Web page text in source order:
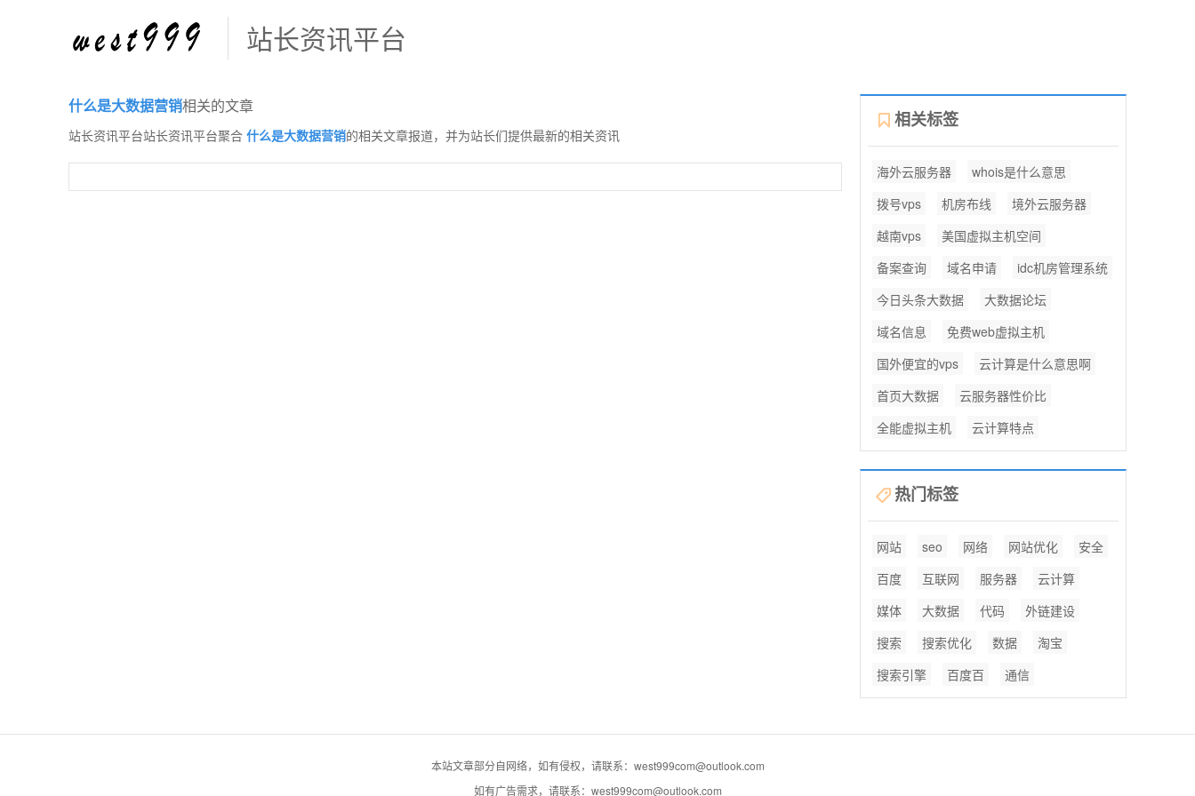
站长资讯平台
什么是大数据营销相关的文章
站长资讯平台站长资讯平台聚合 什么是大数据营销的相关文章报道，并为站长们提供最新的相关资讯
相关标签
海外云服务器
whois是什么意思
拨号vps
机房布线
境外云服务器
越南vps
美国虚拟主机空间
备案查询
域名申请
idc机房管理系统
今日头条大数据
大数据论坛
域名信息
免费web虚拟主机
国外便宜的vps
云计算是什么意思啊
首页大数据
云服务器性价比
全能虚拟主机
云计算特点
热门标签
网站 seo 网络 网站优化
安全
百度
互联网 服务器
云计算
媒体
大数据 代码
外链建设
搜索
搜索优化 数据
淘宝
搜索引擎
百度百 通信
本站文章部分自网络，如有侵权，请联系：west999com@outlook.com
如有广告需求，请联系：west999com@outlook.com